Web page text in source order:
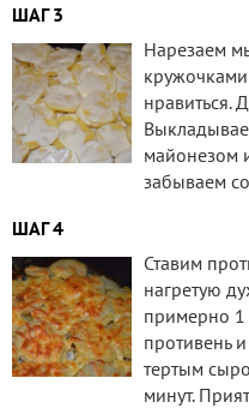
ШАГ 3
Нарезаем
нравиться.
майонезом
забываем
ШАГ 4
Ставим
нагретую
примерно 1
противень
тертым
минут.